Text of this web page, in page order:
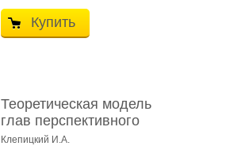
Купить
Теоретическая модель
глав перспективного
УК о ...
Клепицкий И.А.